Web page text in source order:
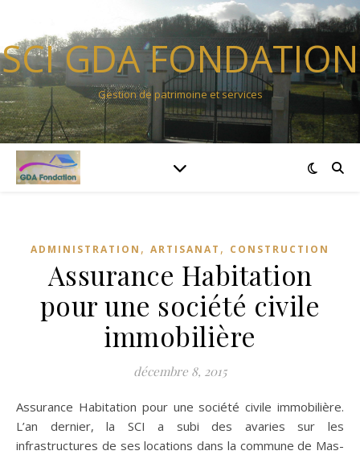
SCI GDA FONDATION
Gestion de patrimoine et services
ADMINISTRATION , ARTISANAT , CONSTRUCTION
Assurance Habitation
pour une société civile
immobilière
décembre 8, 2015
Assurance Habitation pour une société civile immobilière.
L’an dernier, la SCI a subi des avaries sur les
infrastructures de ses locations dans la commune de Mas-